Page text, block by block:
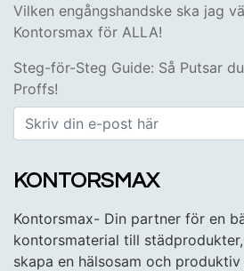
Vilken engångshandske ska jag
Kontorsmax för ALLA!
Steg-för-Steg Guide: Så Putsar
Proffs!
KONTORSMAX
Kontorsmax- Din partner för en
kontorsmaterial till
skapa en hälsosam och